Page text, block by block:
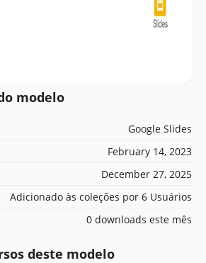
modelo
Google Slides
February 14, 2023
December 27, 2025
Adicionado às coleções por 6 Usuários
0 downloads este mês
deste modelo